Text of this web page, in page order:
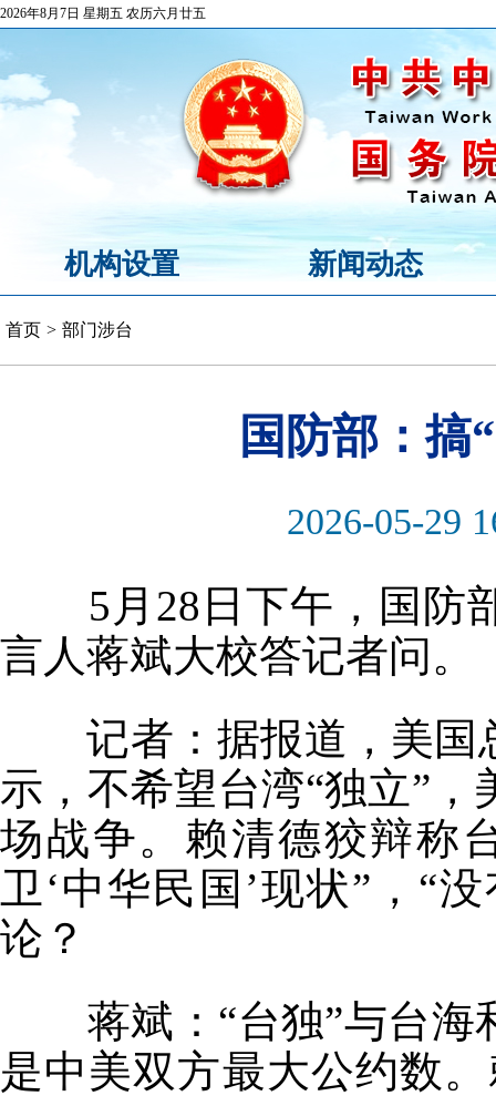
2026年8月7日 星期五 农历六月廿五
机构设置 新闻动态
首页 > 部门涉台
国防部：搞
2026-05-29
5月28日下午，国防部
言人蒋斌大校答记者问。
记者：据报道，美国
示，不希望台湾“独立”
场战争。赖清德狡辩称
卫‘中华民国’现状”，“
论？
蒋斌：“台独”与台海
是中美双方最大公约数